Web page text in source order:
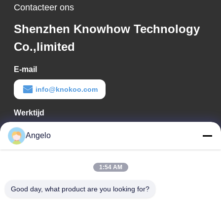
Contacteer ons
Shenzhen Knowhow Technology
Co.,limited
E-mail
info@knokoo.com
Werktijd
08:00-18:00
Ons adres
Street, Longhua District, Shenzhen City, provincie Guangdong
Angelo
1:54 AM
Good day, what product are you looking for?